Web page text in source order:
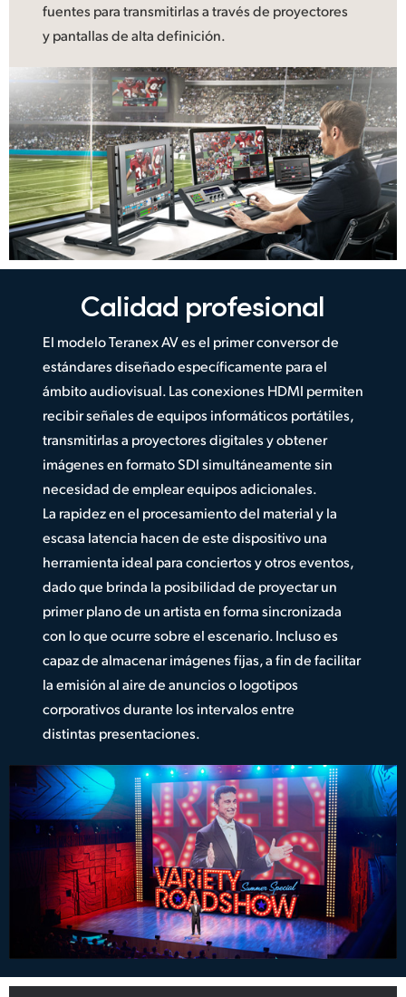
fuentes para transmitirlas a través de proyectores
y pantallas de alta definición.
Calidad profesional
El modelo Teranex AV es el primer conversor de
estándares diseñado específicamente para el
ámbito audiovisual. Las conexiones HDMI permiten
recibir señales de equipos informáticos portátiles,
transmitirlas a proyectores digitales y obtener
imágenes en formato SDI simultáneamente sin
necesidad de emplear equipos adicionales.
La rapidez en el procesamiento del material y la
escasa latencia hacen de este dispositivo una
herramienta ideal para conciertos y otros eventos,
dado que brinda la posibilidad de proyectar un
primer plano de un artista en forma sincronizada
con lo que ocurre sobre el escenario. Incluso es
capaz de almacenar imágenes fijas, a fin de facilitar
la emisión al aire de anuncios o logotipos
corporativos durante los intervalos entre
distintas presentaciones.